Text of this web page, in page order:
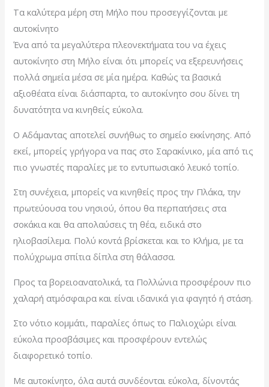
Τα καλύτερα μέρη στη Μήλο που προσεγγίζονται με
αυτοκίνητο
Ένα από τα μεγαλύτερα πλεονεκτήματα του να έχεις
αυτοκίνητο στη Μήλο είναι ότι μπορείς να εξερευνήσεις
πολλά σημεία μέσα σε μία ημέρα. Καθώς τα βασικά
αξιοθέατα είναι διάσπαρτα, το αυτοκίνητο σου δίνει τη
δυνατότητα να κινηθείς εύκολα.
Ο Αδάμαντας αποτελεί συνήθως το σημείο εκκίνησης. Από
εκεί, μπορείς γρήγορα να πας στο Σαρακίνικο, μία από τις
πιο γνωστές παραλίες με το εντυπωσιακό λευκό τοπίο.
Στη συνέχεια, μπορείς να κινηθείς προς την Πλάκα, την
πρωτεύουσα του νησιού, όπου θα περπατήσεις στα
σοκάκια και θα απολαύσεις τη θέα, ειδικά στο
ηλιοβασίλεμα. Πολύ κοντά βρίσκεται και το Κλήμα, με τα
πολύχρωμα σπίτια δίπλα στη θάλασσα.
Προς τα βορειοανατολικά, τα Πολλώνια προσφέρουν πιο
χαλαρή ατμόσφαιρα και είναι ιδανικά για φαγητό ή στάση.
Στο νότιο κομμάτι, παραλίες όπως το Παλιοχώρι είναι
εύκολα προσβάσιμες και προσφέρουν εντελώς
διαφορετικό τοπίο.
Με αυτοκίνητο, όλα αυτά συνδέονται εύκολα, δίνοντάς